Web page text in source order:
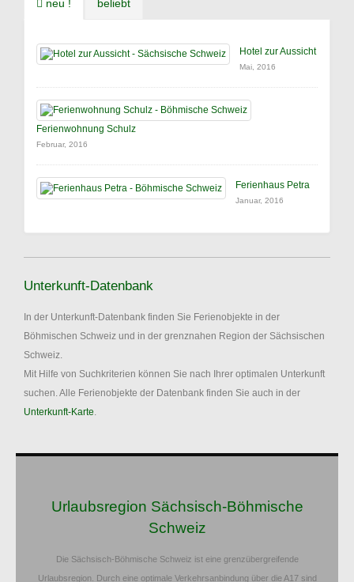
neu ! beliebt
Hotel zur Aussicht
Mai, 2016
Ferienwohnung Schulz
Februar, 2016
Ferienhaus Petra
Januar, 2016
Unterkunft-Datenbank
In der Unterkunft-Datenbank finden Sie Ferienobjekte in der
Böhmischen Schweiz und in der grenznahen Region der Sächsischen
Schweiz.
Mit Hilfe von Suchkriterien können Sie nach Ihrer optimalen Unterkunft
suchen. Alle Ferienobjekte der Datenbank finden Sie auch in der
Unterkunft-Karte.
Urlaubsregion Sächsisch-Böhmische
Schweiz
Die Sächsisch-Böhmische Schweiz ist eine grenzübergreifende
Urlaubsregion. Durch eine optimale Verkehrsanbindung über die A17 sind